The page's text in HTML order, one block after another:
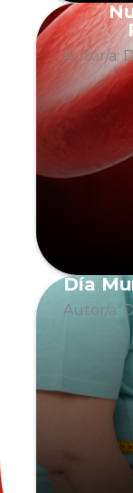
Autor/a:
Día
Autor/a: